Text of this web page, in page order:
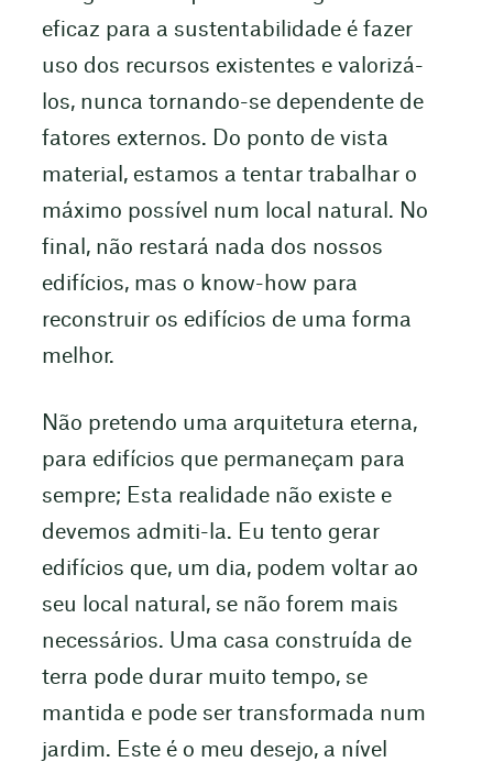
eficaz para a sustentabilidade é fazer
uso dos recursos existentes e valorizá-
los, nunca tornando-se dependente de
fatores externos. Do ponto de vista
material, estamos a tentar trabalhar o
máximo possível num local natural. No
final, não restará nada dos nossos
edifícios, mas o know-how para
reconstruir os edifícios de uma forma
melhor.
Não pretendo uma arquitetura eterna,
para edifícios que permaneçam para
sempre; Esta realidade não existe e
devemos admiti-la. Eu tento gerar
edifícios que, um dia, podem voltar ao
seu local natural, se não forem mais
necessários. Uma casa construída de
terra pode durar muito tempo, se
mantida e pode ser transformada num
jardim. Este é o meu desejo, a nível